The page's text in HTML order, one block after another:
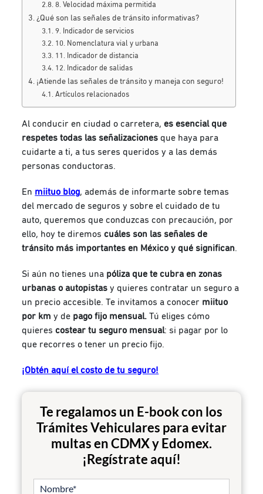
8. Velocidad máxima permitida
¿Qué son las señales de tránsito informativas?
9. Indicador de servicios
10. Nomenclatura vial y urbana
11. Indicador de distancia
12. Indicador de salidas
¡Atiende las señales de tránsito y maneja con seguro!
Artículos relacionados
Al conducir en ciudad o carretera,es esencial que
respetes todas las señalizacionesque haya para
cuidarte a ti, a tus seres queridos y a las demás
personas conductoras.
En miituo blog, además de informarte sobre temas
del mercado de seguros y sobre el cuidado de tu
auto, queremos que conduzcas con precaución, por
ello, hoy te diremos cuáles son las señales de
tránsito más importantes en México y qué significan.
Si aún no tienes una póliza que te cubra en zonas
urbanas o autopistasy quieres contratar un seguro a
un precio accesible. Te invitamos a conocer miituo
por km y de pago fijo mensual.Tú eliges cómo
quierescostear tu seguro mensual: si pagar por lo
que recorres o tener un precio fijo.
¡Obtén aquí el costo de tu seguro!
Te regalamos un E-book con los
Trámites Vehiculares para evitar
multas en CDMX y Edomex.
¡Regístrate aquí!